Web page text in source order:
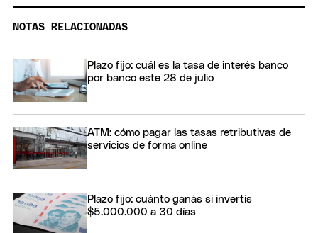
NOTAS RELACIONADAS
Plazo fijo: cuál es la tasa de interés banco
por banco este 28 de julio
ATM: cómo pagar las tasas retributivas de
servicios de forma online
Plazo fijo: cuánto ganás si invertís
$5.000.000 a 30 días